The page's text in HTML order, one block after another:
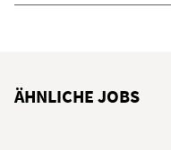
ÄHNLICHE JOBS